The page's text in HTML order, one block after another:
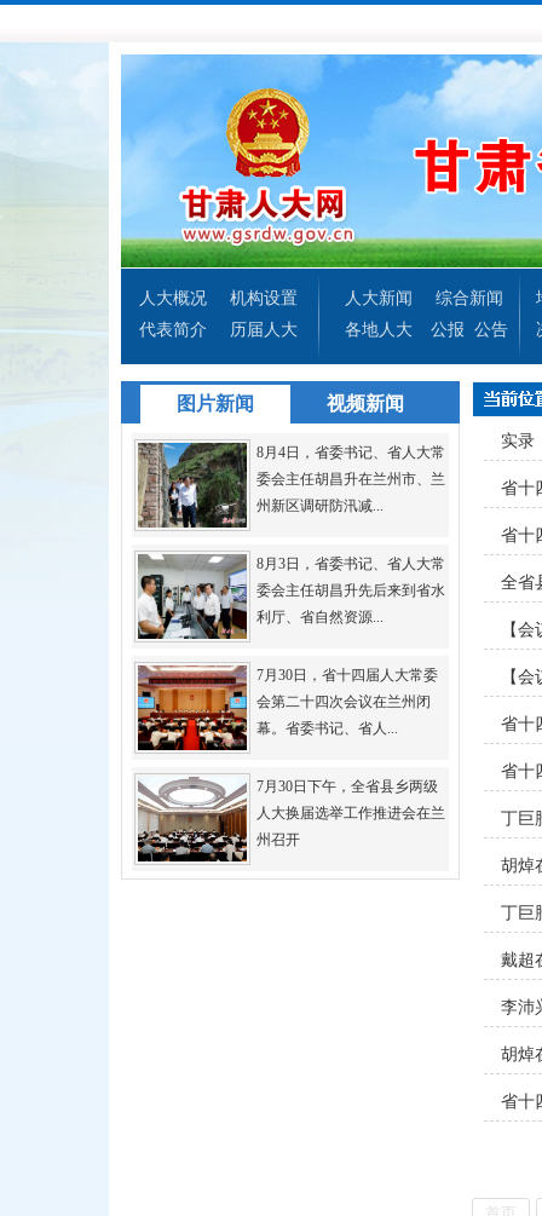
人大概况
机构设置
代表简介
历届人大
人大新闻
综合新闻
各地人大
公报 公告
图片新闻 视频新闻
8月4日，省委书记、省人大常
委会主任胡昌升在兰州市、兰
州新区调研防汛减...
8月3日，省委书记、省人大常
委会主任胡昌升先后来到省水
利厅、省自然资源...
7月30日，省十四届人大常委
会第二十四次会议在兰州闭
幕。省委书记、省人...
7月30日下午，全省县乡两级
人大换届选举工作推进会在兰
州召开
实录
省十
省十
全省
【
【
省十
省十
丁巨
展破
胡焯
丁巨
戴超
李沛
实现
胡焯
省十